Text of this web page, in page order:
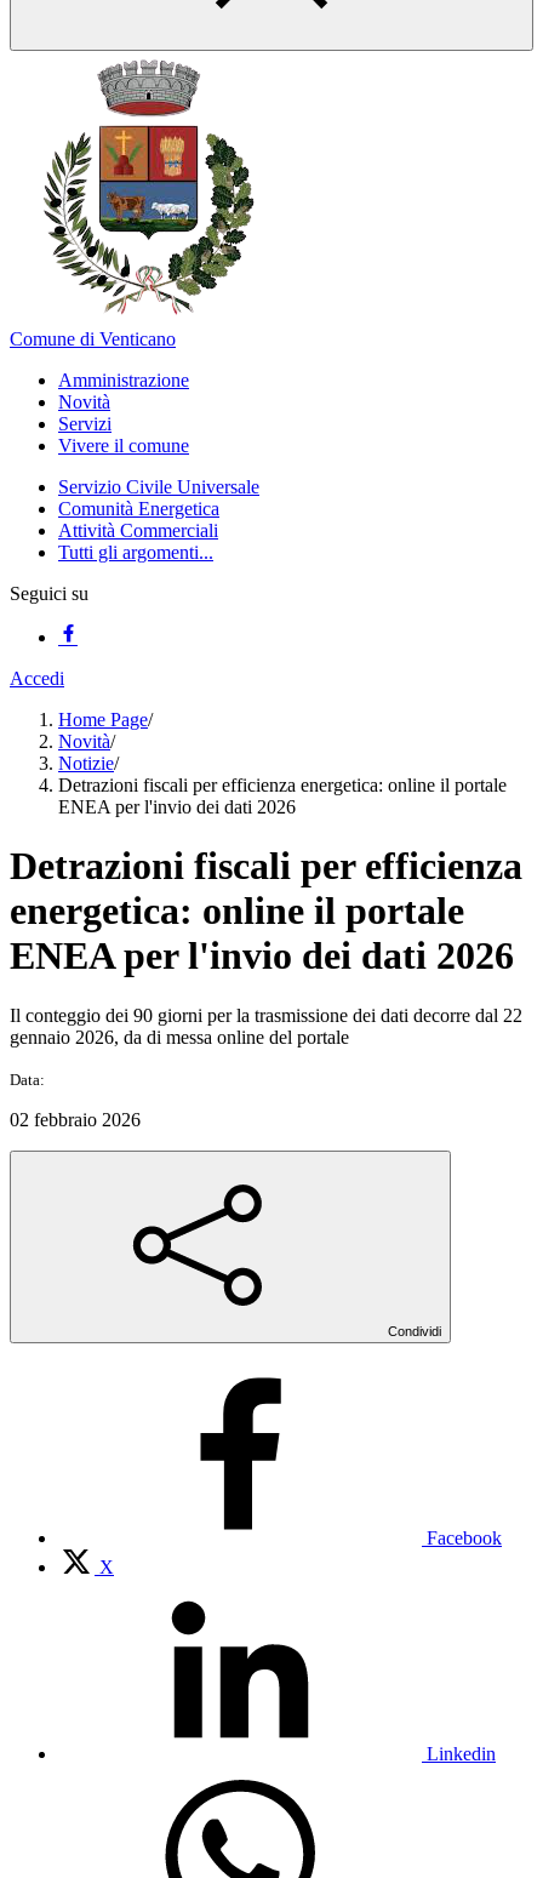
Comune di Venticano
Amministrazione
Novità
Servizi
Vivere il comune
Servizio Civile Universale
Comunità Energetica
Attività Commerciali
Tutti gli argomenti...
Seguici su
Accedi
Home Page/
Novità/
Notizie/
Detrazioni fiscali per efficienza energetica: online il portale
ENEA per l'invio dei dati 2026
Detrazioni fiscali per efficienza
energetica: online il portale
ENEA per l'invio dei dati 2026
Il conteggio dei 90 giorni per la trasmissione dei dati decorre dal 22
gennaio 2026, da di messa online del portale
Data:
02 febbraio 2026
Condividi
Facebook
X
Linkedin